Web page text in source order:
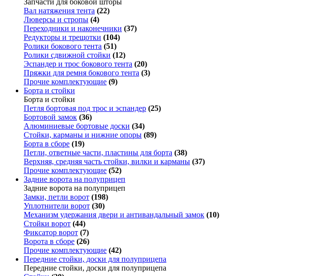
Запчасти для боковой шторы
Вал натяжения тента (22)
Люверсы и стропы (4)
Переходники и наконечники (37)
Редукторы и трещотки (104)
Ролики бокового тента (51)
Ролики сдвижной стойки (12)
Эспандер и трос бокового тента (20)
Пряжки для ремня бокового тента (3)
Прочие комплектующие (9)
Борта и стойки
Борта и стойки
Петля бортовая под трос и эспандер (25)
Бортовой замок (36)
Алюминиевые бортовые доски (34)
Стойки, карманы и нижние опоры (89)
Борта в сборе (19)
Петли, ответные части, пластины для борта (38)
Верхняя, средняя часть стойки, вилки и карманы (37)
Прочие комплектующие (52)
Задние ворота на полуприцеп
Задние ворота на полуприцеп
Замки, петли ворот (198)
Уплотнители ворот (30)
Механизм удержания двери и антивандальный замок (10)
Стойки ворот (44)
Фиксатор ворот (7)
Ворота в сборе (26)
Прочие комплектующие (42)
Передние стойки, доски для полуприцепа
Передние стойки, доски для полуприцепа